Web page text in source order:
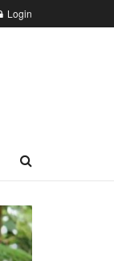
Login